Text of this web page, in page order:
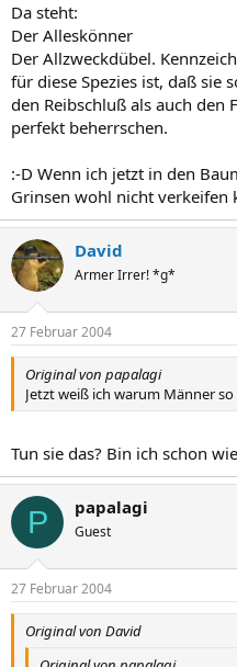
Da steht:
Der Alleskönner
Der Allzweckdübel.
für diese Spezies ist, daß sie
den Reibschluß als auch den
perfekt beherrschen.
:-D Wenn ich jetzt in den
Grinsen wohl nicht verkeifen
David
Armer Irrer! *g*
27 Februar 2004
Original von papalagi
Jetzt weiß ich warum Männer
Tun sie das? Bin ich schon
P papalagi
Guest
27 Februar 2004
Original von David